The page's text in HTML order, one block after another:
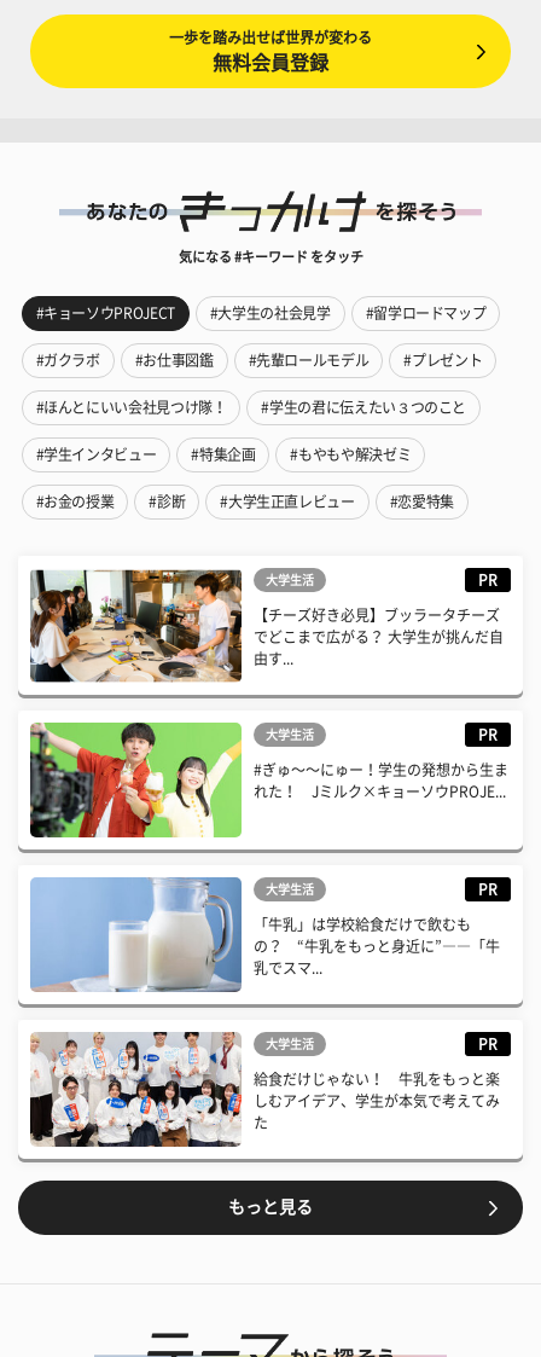
一歩を踏み出せば世界が変わる
無料会員登録
気になる #キーワード をタッチ
#キョーソウPROJECT #大学生の社会見学 #留学ロードマップ
#ガクラボ #お仕事図鑑 #先輩ロールモデル #プレゼント
#ほんとにいい会社見つけ隊！ #学生の君に伝えたい３つのこと
#学生インタビュー #特集企画 #もやもや解決ゼミ
#お金の授業 #診断 #大学生正直レビュー #恋愛特集
大学生活 PR
【チーズ好き必見】ブッラータチーズ
でどこまで広がる？ 大学生が挑んだ自
由す...
大学生活 PR
#ぎゅ〜〜にゅー！学生の発想から生ま
れた！ Jミルク×キョーソウPROJE...
大学生活 PR
「牛乳」は学校給食だけで飲むも
の？ “牛乳をもっと身近に”――「牛
乳でスマ...
大学生活 PR
給食だけじゃない！ 牛乳をもっと楽
しむアイデア、学生が本気で考えてみ
た
もっと見る